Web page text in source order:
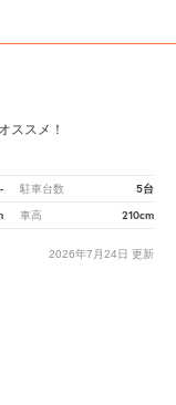
ススメ！
- 駐車台数 5台
車高 210cm
2026年7月24日 更新